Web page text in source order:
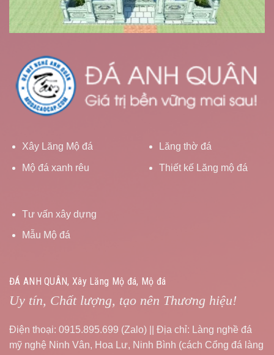
Xây Lăng Mộ đá
Mộ đá xanh rêu
Lăng thờ đá
Thiết kế Lăng mộ đá
Tư vấn xây dựng
Mẫu Mộ đá
ĐÁ ANH QUÂN, Xây Lăng Mộ đá, Mộ đá
Uy tín, Chất lượng, tạo nên Thương hiệu!
Điện thoại: 0915.895.699 (Zalo) || Địa chỉ: Làng nghề đá
mỹ nghệ Ninh Vân, Hoa Lư, Ninh Bình (cách Cổng đá làng